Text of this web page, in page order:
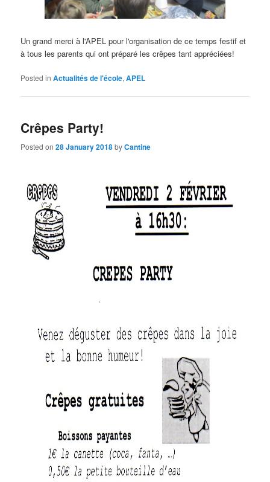
Un grand merci à l'APEL pour l'organisation de ce temps festif et
à tous les parents qui ont préparé les crêpes tant appréciées!
Posted in Actualités de l'école,APEL
Crêpes Party!
Posted on28 January 2018byCantine